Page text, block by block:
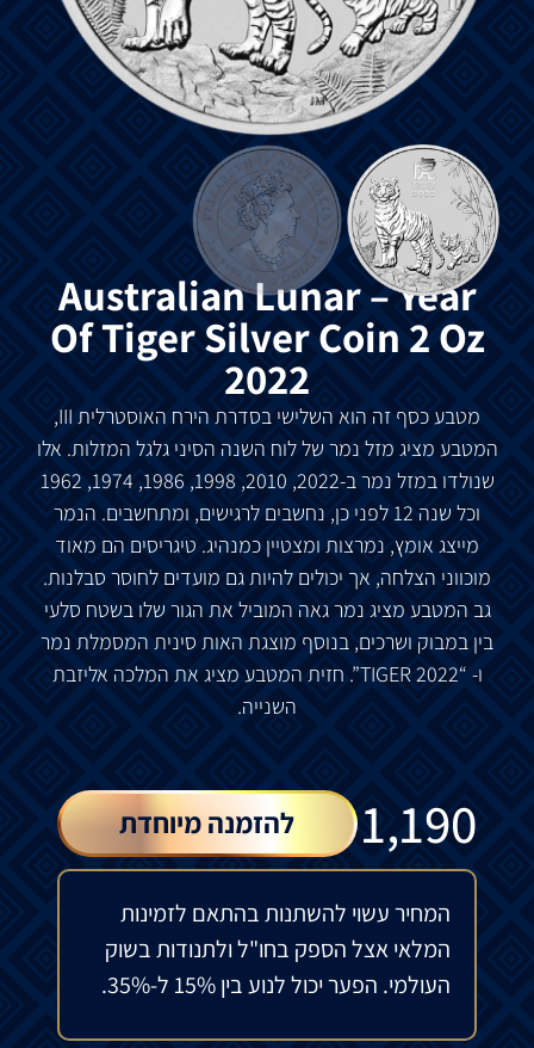
Australian Lunar – Year
Of Tiger Silver Coin 2 Oz
2022
מטבע כסף זה הוא השלישי בסדרת הירח האוסטרלית III,
המטבע מציג מזל נמר של לוח השנה הסיני גלגל המזלות. אלו
שנולדו במזל נמר ב-2022, 2010, 1998, 1986, 1974, 1962
וכל שנה 12 לפני כן, נחשבים לרגישים, ומתחשבים. הנמר
מייצג אומץ, נמרצות ומצטיין כמנהיג. טיגריסים הם מאוד
מוכווני הצלחה, אך יכולים להיות גם מועדים לחוסר סבלנות.
גב המטבע מציג נמר גאה המוביל את הגור שלו בשטח סלעי
בין במבוק ושרכים, בנוסף מוצגת האות סינית המסמלת נמר
ו- “TIGER 2022”. חזית המטבע מציג את המלכה אליזבת
השנייה.
1,190
₪ להזמנה מיוחדת
המחיר עשוי להשתנות בהתאם לזמינות
המלאי אצל הספק בחו"ל ולתנודות בשוק
העולמי. הפער יכול לנוע בין 15% ל-35%.